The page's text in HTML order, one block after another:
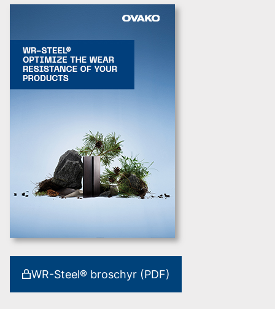
WR-Steel® broschyr (PDF)